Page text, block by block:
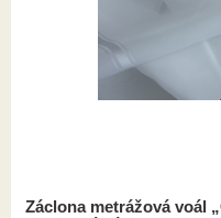
Záclona metrážová voál